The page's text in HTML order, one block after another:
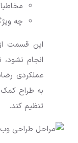
چه
این قسمت
انجام
عملکردی
به طراح کمک
تنظیم کند.